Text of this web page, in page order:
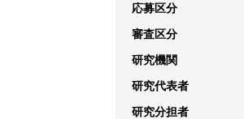
応募区分
審査区分
研究機関
研究代表者
研究分担者